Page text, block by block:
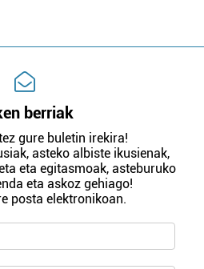
berriak
gure buletin irekira!
asteko albiste ikusienak,
eta egitasmoak, asteburuko
eta askoz gehiago!
posta elektronikoan.